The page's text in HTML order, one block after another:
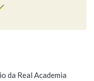
da Real Academia